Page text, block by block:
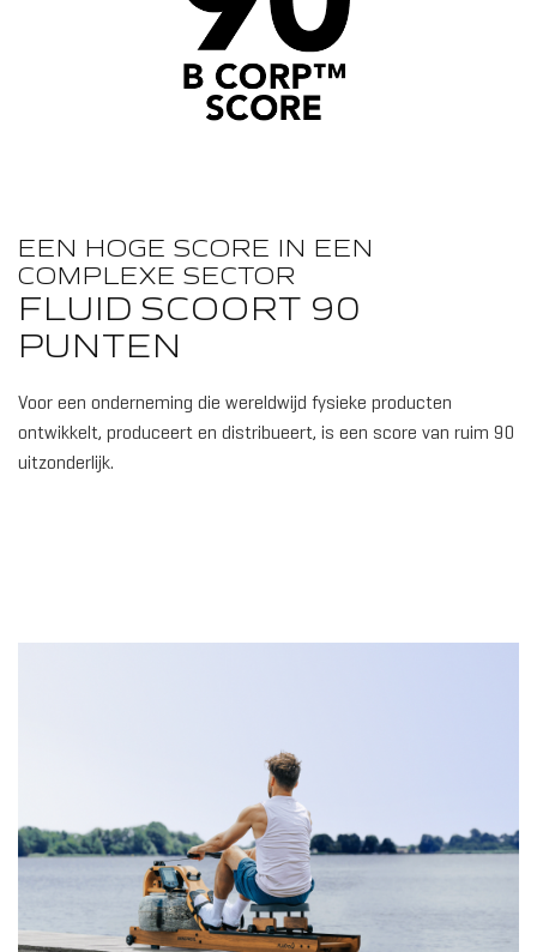
EEN HOGE SCORE IN EEN
COMPLEXE SECTOR
FLUID SCOORT 90
PUNTEN
Voor een onderneming die wereldwijd fysieke producten
ontwikkelt, produceert en distribueert, is een score van ruim 90
uitzonderlijk.